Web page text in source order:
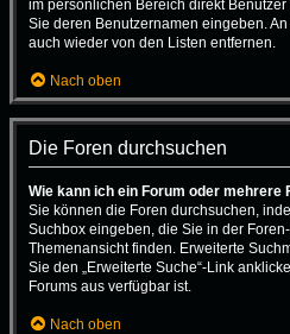
im persönlichen Bereich direkt
Sie deren Benutzernamen eingeben.
auch wieder von den Listen entfernen.
Nach oben
Die Foren durchsuchen
Wie kann ich ein Forum oder mehrere
Sie können die Foren durchsuchen,
Suchbox eingeben, die Sie in der
Themenansicht finden. Erweiterte
Sie den „Erweiterte Suche“-Link
Forums aus verfügbar ist.
Nach oben